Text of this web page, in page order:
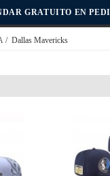
GRATUITO EN
/ Dallas Mavericks